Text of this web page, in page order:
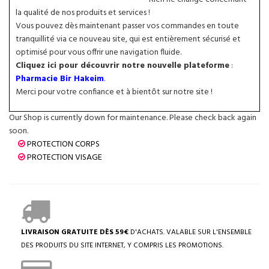
la qualité de nos produits et services !
Vous pouvez dès maintenant passer vos commandes en toute
tranquillité via ce nouveau site, qui est entièrement sécurisé et
optimisé pour vous offrir une navigation fluide.
Cliquez ici pour découvrir notre nouvelle plateforme:
Pharmacie Bir Hakeim.
Merci pour votre confiance et à bientôt sur notre site !
Our Shop is currently down for maintenance. Please check back again
soon.
PROTECTION CORPS
PROTECTION VISAGE
LIVRAISON GRATUITE DÈS 59€ D'ACHATS. VALABLE SUR L'ENSEMBLE
DES PRODUITS DU SITE INTERNET, Y COMPRIS LES PROMOTIONS.